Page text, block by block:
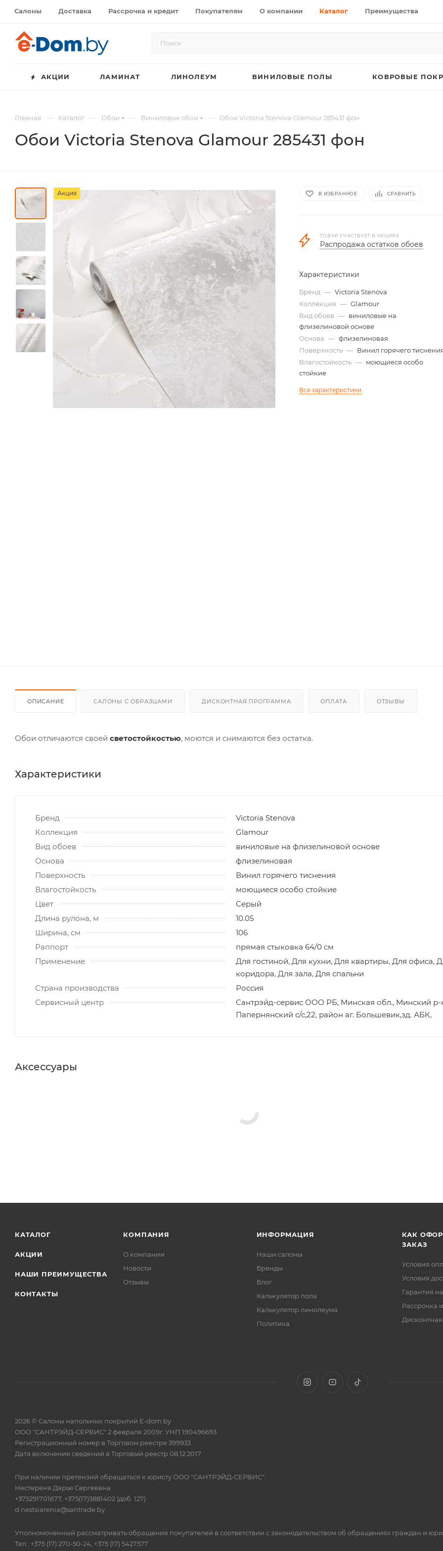
Салоны Доставка Рассрочка и кредит Покупателям О компании Каталог Преимущества
АКЦИИ ЛАМИНАТ ЛИНОЛЕУМ ВИНИЛОВЫЕ ПОЛЫ КОВРОВЫЕ
Главная — Каталог — Обои — Виниловые обои — Обои Victoria Stenova Glamour 285431 фон
Обои Victoria Stenova Glamour 285431 фон
Акция В ИЗБРАННОЕ СРАВНИТЬ
ТОВАР УЧАСТВУЕТ В АКЦИЯХ
Распродажа остатков обоев
Характеристики
Бренд — Victoria Stenova
Коллекция — Glamour
Вид обоев — виниловые на
флизелиновой основе
Основа — флизелиновая
Поверхность — Винил горячего
Влагостойкость — моющиеся особо
стойкие
Все характеристики
ОПИСАНИЕ САЛОНЫ С ОБРАЗЦАМИ ДИСКОНТНАЯ ПРОГРАММА ОПЛАТА ОТЗЫВЫ
Обои отличаются своей светостойкостью, моются и снимаются без остатка.
Характеристики
Бренд
Victoria Stenova
Коллекция
Glamour
Вид обоев
виниловые на флизелиновой основе
Основа
флизелиновая
Поверхность
Винил горячего тиснения
Влагостойкость
моющиеся особо стойкие
Цвет
Серый
Длина рулона, м
10.05
Ширина, см
106
Раппорт
прямая стыковка 64/0 см
Применение
Для гостиной, Для кухни, Для квартиры, Для офиса,
коридора, Для зала, Для спальни
Страна производства
Россия
Сервисный центр
Сантрэйд-сервис ООО РБ, Минская обл., Минский р-
Папернянский с/с,22, район аг. Большевик,зд. АБК,
Аксессуары
КАТАЛОГ
АКЦИИ
НАШИ ПРЕИМУЩЕСТВА
КОНТАКТЫ
КОМПАНИЯ
О компании
Новости
Отзывы
ИНФОРМАЦИЯ
Наши салоны
Бренды
Блог
Калькулятор пола
Калькулятор линолеума
Политика
КАК
ЗАКАЗ
Условия
Условия
Гарантия
Рассрочка
2026 © Салоны напольных покрытий E-dom.by
ООО "САНТРЭЙД-СЕРВИС" 2 февраля 2009г. УНП 190496693
Регистрационный номер в Торговом реестре 399933
Дата включения сведений в Торговый реестр 08.12.2017
При наличии претензий обращаться к юристу ООО "САНТРЭЙД-СЕРВИС":
Нестереня Дарья Сергеевна
+375291701677, +375(17)3881402 (доб. 127)
d.nestsiarenia@santrade.by
Уполномоченный рассматривать обращения покупателей в соответствии с законодательством об обращениях граждан и
Тел.: +375 (17) 270-50-24, +375 (17) 5427577